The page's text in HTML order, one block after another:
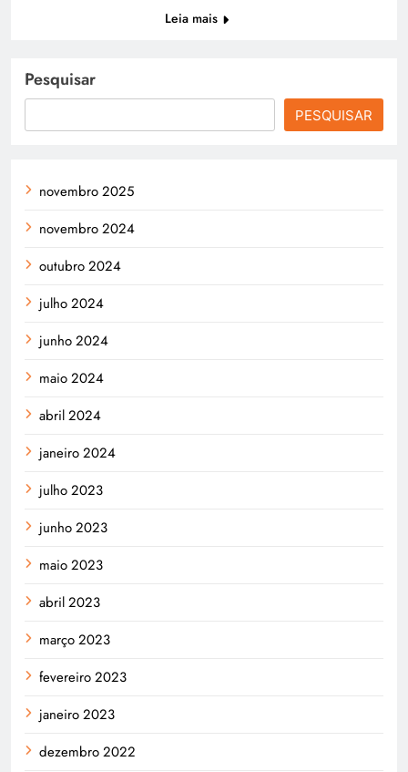
Leia mais
Pesquisar
PESQUISAR
novembro 2025
novembro 2024
outubro 2024
julho 2024
junho 2024
maio 2024
abril 2024
janeiro 2024
julho 2023
junho 2023
maio 2023
abril 2023
março 2023
fevereiro 2023
janeiro 2023
dezembro 2022